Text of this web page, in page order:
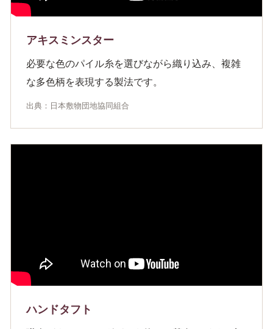
アキスミンスター
必要な色のパイル糸を選びながら織り込み、複雑
な多色柄を表現する製法です。
出典：日本敷物団地協同組合
ハンドタフト